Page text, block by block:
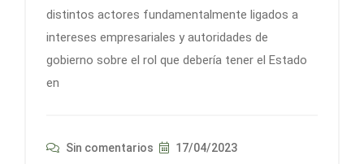
distintos actores fundamentalmente ligados a
intereses empresariales y autoridades de
gobierno sobre el rol que debería tener el Estado
en
Sin comentarios 17/04/2023